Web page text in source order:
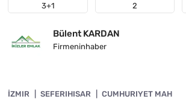
3+1 2
Bülent KARDAN
Firmeninhaber
VORGESTELLT
İZMIR SEFERIHISAR CUMHURIYET MAH